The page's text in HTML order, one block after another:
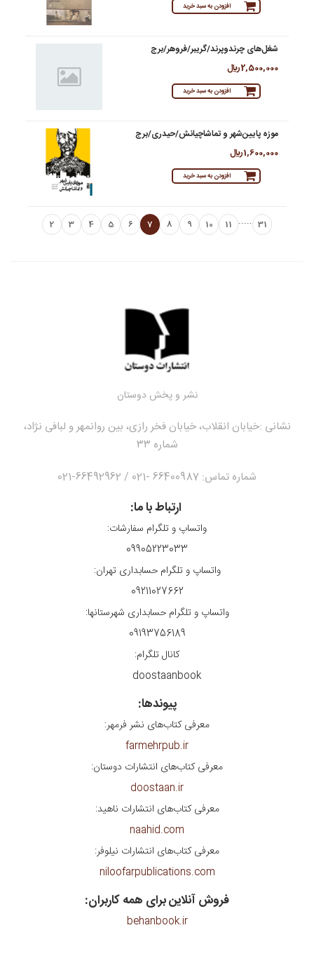
افزودن به سبد خرید
شغل‌های چرندوپرند/گریبر/فروهر/برج
2,500,000 ريال
افزودن به سبد خرید
موزه پایین‌شهر و تماشاچیانش/حیدری/برج
1,600,000 ريال
افزودن به سبد خرید
2 3 4 5 6 7 8 9 10 11 ..... 31
نشر و پخش دوستان
نشانی :خیابان انقلاب، خیابان فخر رازی، بین روانمهر و لبافی نژاد،
شماره ۳۳
شماره تماس: 66400987 -021 / 66492962-021
ارتباط با ما:
واتساپ و تلگرام سفارشات:
09905223033
واتساپ و تلگرام حسابداری تهران:
09211027662
واتساپ و تلگرام حسابداری شهرستانها:
09193756189
کانال تلگرام:
doostaanbook
پیوندها:
معرفی کتاب‌های نشر فرمهر:
farmehrpub.ir
معرفی کتاب‌های انتشارات دوستان:
doostaan.ir
معرفی کتاب‌های انتشارات ناهید:
naahid.com
معرفی کتاب‌های انتشارات نیلوفر:
niloofarpublications.com
فروش آنلاین برای همه کاربران:
behanbook.ir